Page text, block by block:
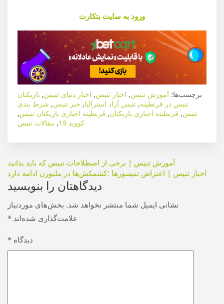
ورود به سایت بتکارت
برچسب‌ها: آموزش تنیس, اخبار تنیس, اخبار دنیای تنیس, بازیکنان
تنیس در قرنطینه, تنیس آزاد استرالیا, خبر تنیس, شرط بندی
تنیس, قرنطینه اجباری بازیکنان, قرنطینه اجباری بازیکنان تنیس,
کووید 19
, مقالات تنیس
نوشته
آموزش تنیس | برخی از اصطلاحات تنیس که باید بدانید
اخبار تنیس | اعتراض تنیسورها ؛کشمکش‌ها در ملبورن ادامه دارد
دیدگاهتان را بنویسید
نشانی ایمیل شما منتشر نخواهد شد. بخش‌های موردنیاز
علامت‌گذاری شده‌اند *
دیدگاه *